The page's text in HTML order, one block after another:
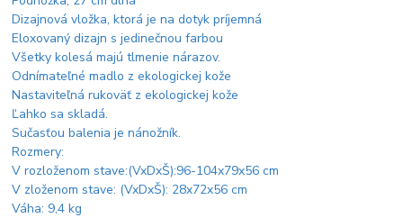
Dizajnová vložka, ktorá je na dotyk príjemná
Eloxovaný dizajn s jedinečnou farbou
Všetky kolesá majú tlmenie nárazov.
Odnímateľné madlo z ekologickej kože
Nastaviteľná rukoväť z ekologickej kože
Ľahko sa skladá.
Sučasťou balenia je nánožník.
Rozmery:
V rozloženom stave:(VxDxŠ):96-104x79x56 cm
V zloženom stave: (VxDxŠ): 28x72x56 cm
Váha: 9,4 kg